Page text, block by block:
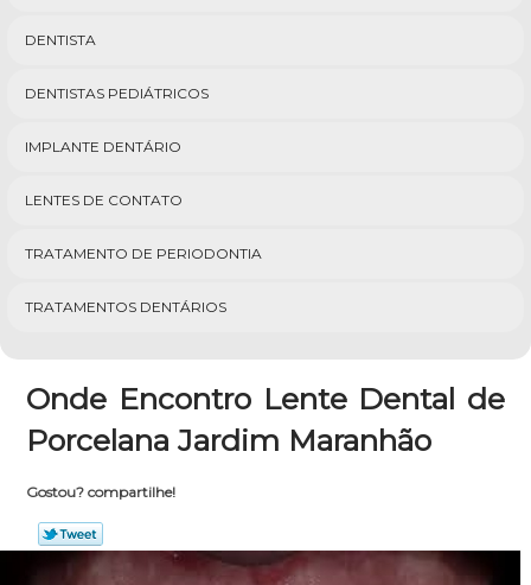
DENTISTA
DENTISTAS PEDIÁTRICOS
IMPLANTE DENTÁRIO
LENTES DE CONTATO
TRATAMENTO DE PERIODONTIA
TRATAMENTOS DENTÁRIOS
Onde Encontro Lente Dental de
Porcelana Jardim Maranhão
Gostou? compartilhe!